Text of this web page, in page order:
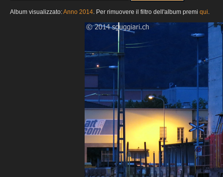
Album visualizzato:Anno 2014. Per rimuovere il filtro dell'album premi qui.